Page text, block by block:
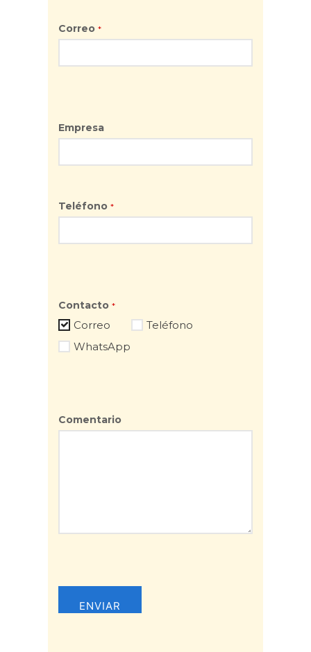
Correo *
Empresa
Teléfono *
Contacto *
Correo
Teléfono
WhatsApp
Comentario
ENVIAR